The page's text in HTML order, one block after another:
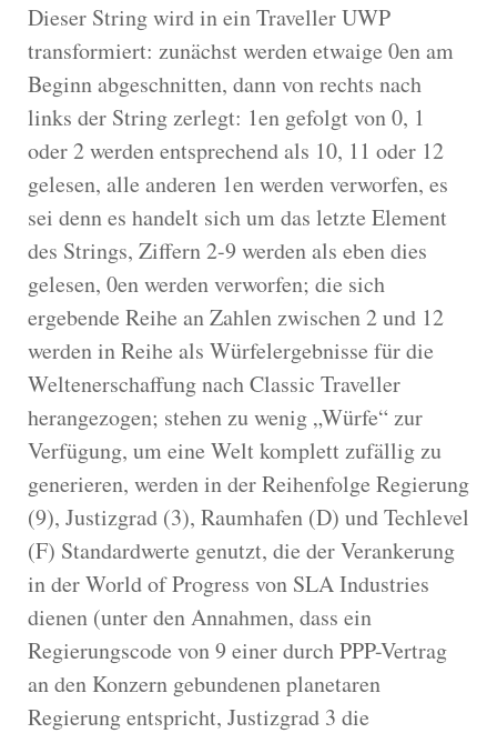
Dieser String wird in ein Traveller UWP
transformiert: zunächst werden etwaige 0en am
Beginn abgeschnitten, dann von rechts nach
links der String zerlegt: 1en gefolgt von 0, 1
oder 2 werden entsprechend als 10, 11 oder 12
gelesen, alle anderen 1en werden verworfen, es
sei denn es handelt sich um das letzte Element
des Strings, Ziffern 2-9 werden als eben dies
gelesen, 0en werden verworfen; die sich
ergebende Reihe an Zahlen zwischen 2 und 12
werden in Reihe als Würfelergebnisse für die
Weltenerschaffung nach Classic Traveller
herangezogen; stehen zu wenig „Würfe“ zur
Verfügung, um eine Welt komplett zufällig zu
generieren, werden in der Reihenfolge Regierung
(9), Justizgrad (3), Raumhafen (D) und Techlevel
(F) Standardwerte genutzt, die der Verankerung
in der World of Progress von SLA Industries
dienen (unter den Annahmen, dass ein
Regierungscode von 9 einer durch PPP-Vertrag
an den Konzern gebundenen planetaren
Regierung entspricht, Justizgrad 3 die